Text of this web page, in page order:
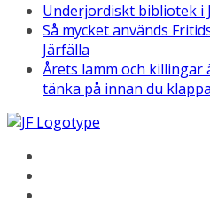
Underjordiskt bibliotek i
Så mycket används
Järfälla
Årets lamm och killingar
tänka på innan du